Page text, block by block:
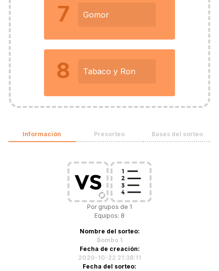
7 Gomor
8 Tabaco y Ron
Información Presorteo Bases del sorteo
Por grupos de 1
Equipos: 8
Nombre del sorteo:
Bombo 1
Fecha de creación:
2020-10-22 21:38:11
Fecha del sorteo: